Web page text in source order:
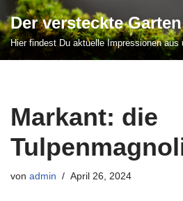
Zum
Inhalt
Der versteckte Garten
Hier findest Du aktuelle Impressionen aus
Markant: die
von admin April 26, 2024